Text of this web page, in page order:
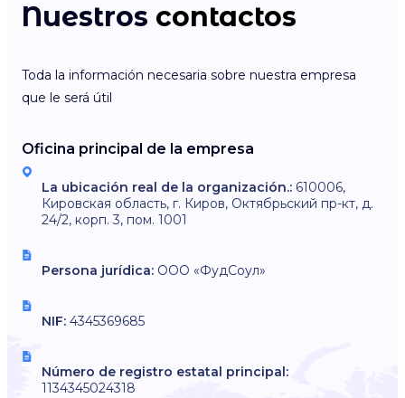
Nuestros contactos
Toda la información necesaria sobre nuestra empresa
que le será útil
Oficina principal de la empresa
La ubicación real de la organización.: 610006,
Кировская область, г. Киров, Октябрьский пр-кт, д.
24/2, корп. 3, пом. 1001
Persona jurídica: ООО «ФудСоул»
NIF: 4345369685
Número de registro estatal principal:
1134345024318